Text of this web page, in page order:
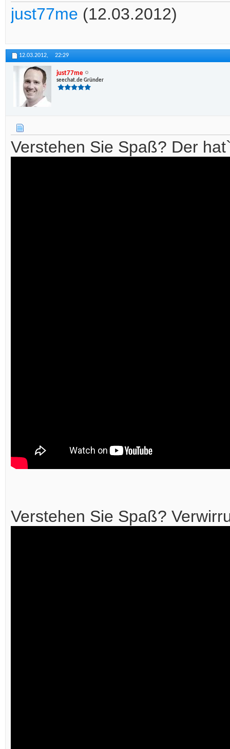
just77me (12.03.2012)
12.03.2012, 22:29
just77me
seechat.de Gründer
Verstehen Sie Spaß? Der
Verstehen Sie Spaß?